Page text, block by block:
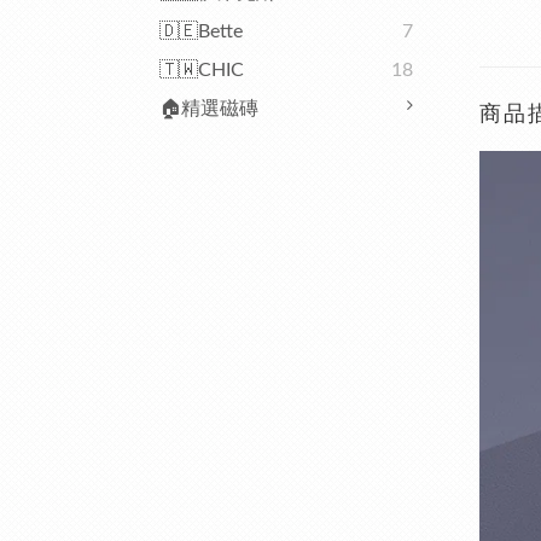
🇩🇪Bette
7
🇹🇼CHIC
18
🏠精選磁磚
商品